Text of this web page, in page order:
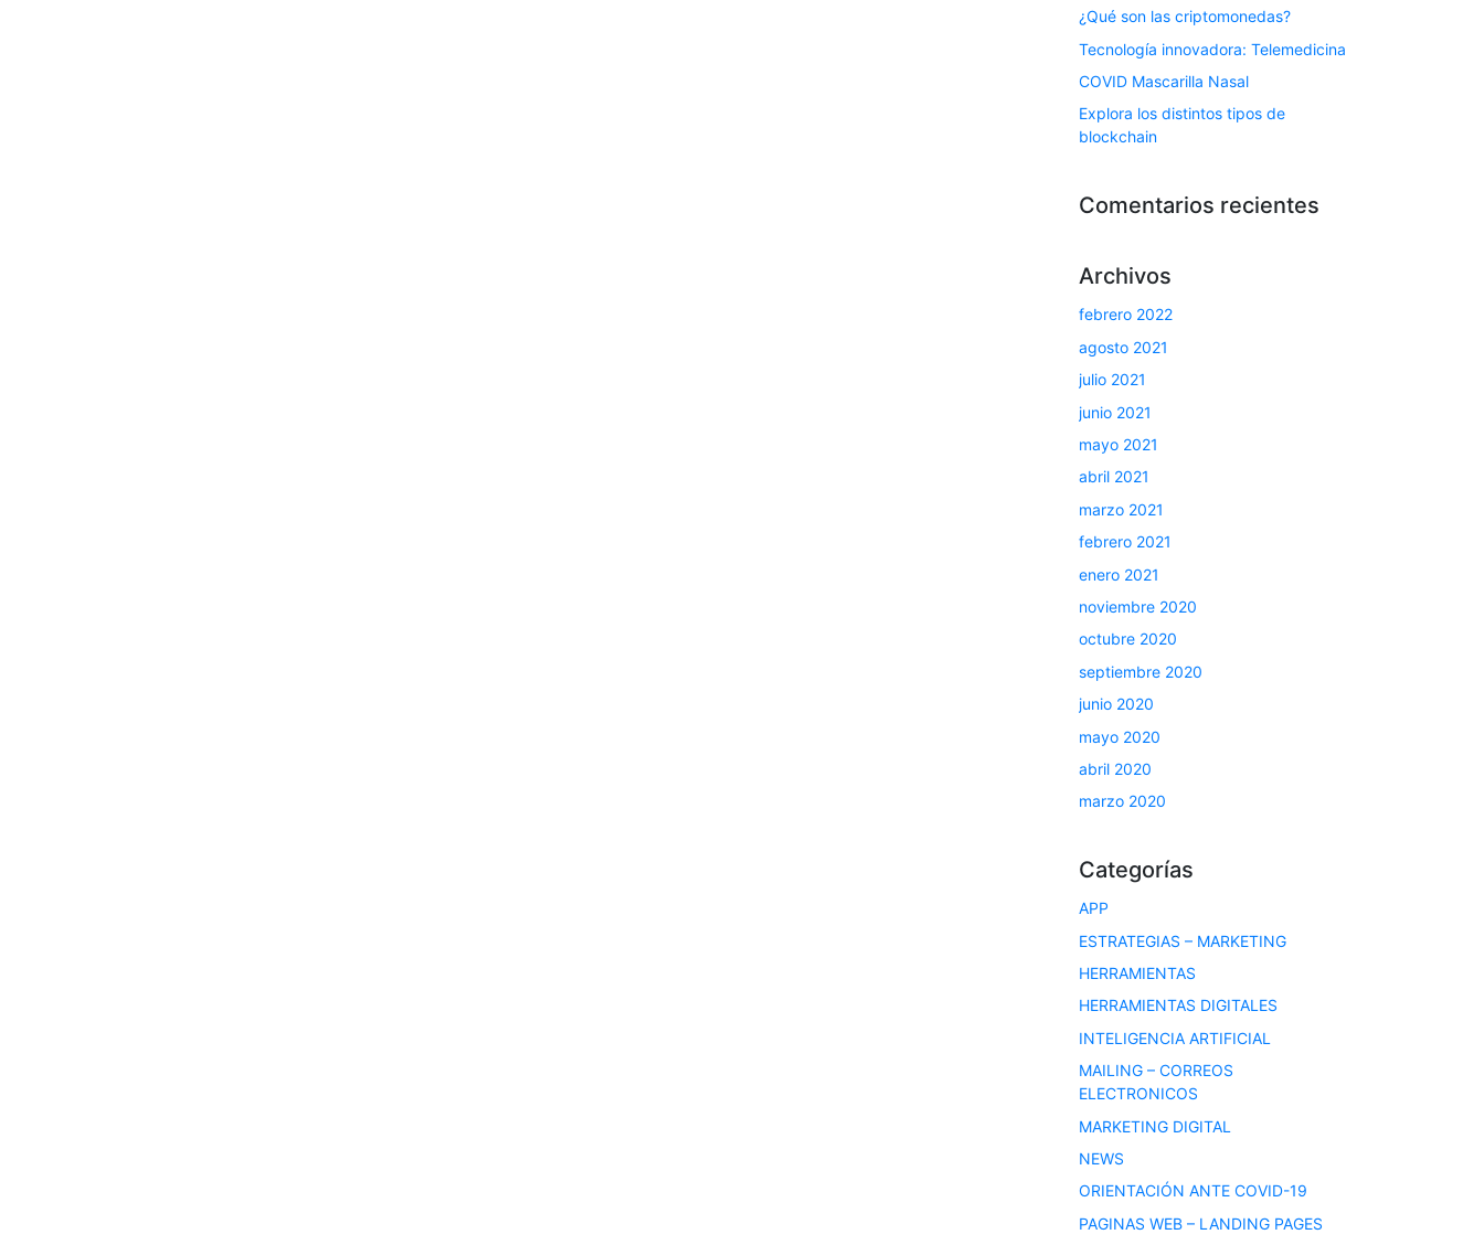
¿Qué son las criptomonedas?
Tecnología innovadora: Telemedicina
COVID Mascarilla Nasal
Explora los distintos tipos de
blockchain
Comentarios recientes
Archivos
febrero 2022
agosto 2021
julio 2021
junio 2021
mayo 2021
abril 2021
marzo 2021
febrero 2021
enero 2021
noviembre 2020
octubre 2020
septiembre 2020
junio 2020
mayo 2020
abril 2020
marzo 2020
Categorías
APP
ESTRATEGIAS – MARKETING
HERRAMIENTAS
HERRAMIENTAS DIGITALES
INTELIGENCIA ARTIFICIAL
MAILING – CORREOS
ELECTRONICOS
MARKETING DIGITAL
NEWS
ORIENTACIÓN ANTE COVID-19
PAGINAS WEB – LANDING PAGES